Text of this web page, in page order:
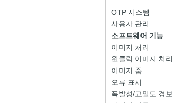
OTP 시스템
사용자 관리
소프트웨어 기능
이미지 처리
원클릭 이미지 처리
이미지 줌
오류 표시
폭발성/고밀도 경보